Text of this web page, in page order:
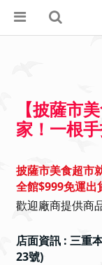
【披薩市
家！一根
披薩市美食超市
全館$999免運出
歡迎廠商提供商
店面資訊 : 三重
23號)